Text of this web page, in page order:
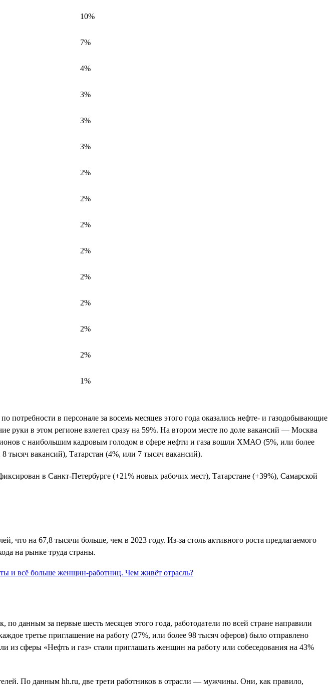
10%
7%
4%
3%
3%
3%
2%
2%
2%
2%
2%
2%
2%
2%
1%
потребности в персонале за восемь месяцев этого года оказались нефте- и газодобывающие
руки в этом регионе взлетел сразу на 59%. На втором месте по доле вакансий — Москва
с наибольшим кадровым голодом в сфере нефти и газа вошли ХМАО (5%, или более
тысяч вакансий), Татарстан (4%, или 7 тысяч вакансий).
в Санкт-Петербурге (+21% новых рабочих мест), Татарстане (+39%), Самарской
что на 67,8 тысячи больше, чем в 2023 году. Из-за столь активного роста предлагаемого
на рынке труда страны.
данным за первые шесть месяцев этого года, работодатели по всей стране направили
третье приглашение на работу (27%, или более 98 тысяч оферов) было отправлено
сферы «Нефть и газ» стали приглашать женщин на работу или собеседования на 43%
По данным hh.ru, две трети работников в отрасли — мужчины. Они, как правило,